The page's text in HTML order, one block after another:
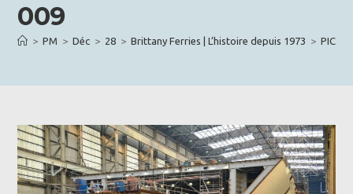
009
> PM > Déc > 28 > Brittany Ferries | L’histoire depuis 1973 > PIC